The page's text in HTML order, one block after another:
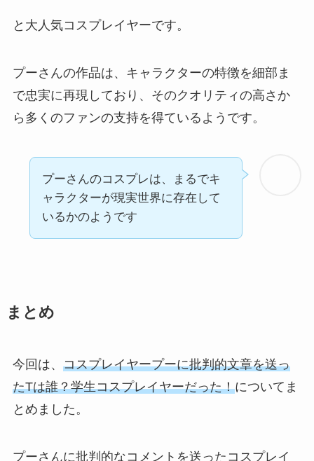
と大人気コスプレイヤーです。
プーさんの作品は、キャラクターの特徴を細部ま
で忠実に再現しており、そのクオリティの高さか
ら多くのファンの支持を得ているようです。
プーさんのコスプレは、
まるでキ
ャラクターが現実世界に存在して
いるかのようです
まとめ
今回は、 コスプレイヤープーに批判的文章を送っ
たTは誰？学生コスプレイヤーだった！についてま
とめました。
プーさんに批判的なコメントを送ったコスプレイ